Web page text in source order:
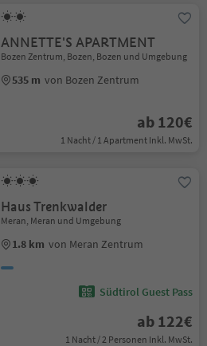
ANNETTE'S APARTMENT
Bozen Zentrum, Bozen, Bozen und Umgebung
535 m von Bozen Zentrum
ab 120€
1 Nacht / 1 Apartment Inkl. MwSt.
Haus Trenkwalder
Meran, Meran und Umgebung
1.8 km von Meran Zentrum
Südtirol Guest Pass
ab 122€
1 Nacht / 2 Personen Inkl. MwSt.